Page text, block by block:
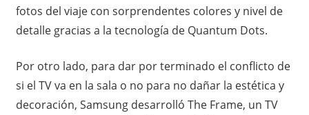
fotos del viaje con sorprendentes colores y nivel de
detalle gracias a la tecnología de Quantum Dots.
Por otro lado, para dar por terminado el conflicto de
si el TV va en la sala o no para no dañar la estética y
decoración, Samsung desarrolló The Frame, un TV